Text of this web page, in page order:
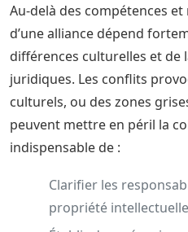
Au-delà des compétences
d’une alliance dépend
différences culturelles et de
juridiques. Les conflits
culturels, ou des zones
peuvent mettre en péril la
indispensable de :
Clarifier les
propriété